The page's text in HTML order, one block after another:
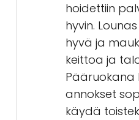
hoidettiin
hyvin.
hyvä ja
keittoa ja
Pääruokana
annokset
käydä